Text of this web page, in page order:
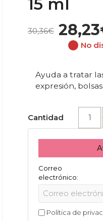
30,36€
No
Ayuda a tratar
expresión,
Cantidad
Correo
electrónico:
Política de